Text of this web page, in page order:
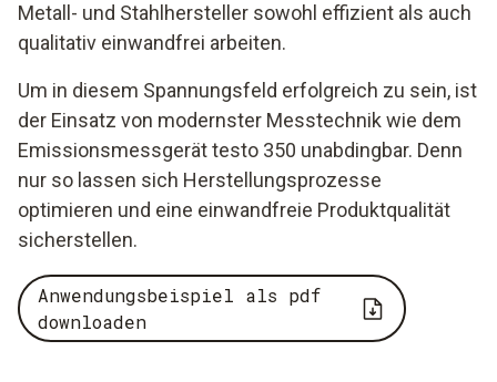
Metall- und Stahlhersteller sowohl effizient als auch
qualitativ einwandfrei arbeiten.
Um in diesem Spannungsfeld erfolgreich zu sein, ist
der Einsatz von modernster Messtechnik wie dem
Emissionsmessgerät testo 350 unabdingbar. Denn
nur so lassen sich Herstellungsprozesse
optimieren und eine einwandfreie Produktqualität
sicherstellen.
Anwendungsbeispiel als pdf
downloaden